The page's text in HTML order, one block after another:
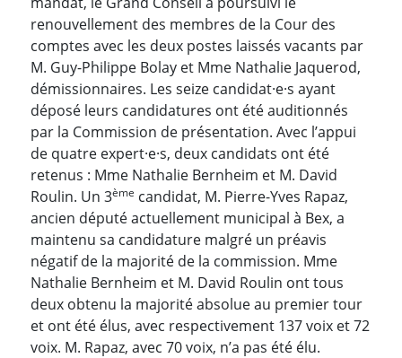
renouvellement des membres de la Cour des
comptes avec les deux postes laissés vacants par
M. Guy-Philippe Bolay et Mme Nathalie Jaquerod,
démissionnaires. Les seize candidat·e·s ayant
déposé leurs candidatures ont été auditionnés
par la Commission de présentation. Avec l’appui
de quatre expert·e·s, deux candidats ont été
retenus : Mme Nathalie Bernheim et M. David
Roulin. Un 3ème candidat, M. Pierre-Yves Rapaz,
ancien député actuellement municipal à Bex, a
maintenu sa candidature malgré un préavis
négatif de la majorité de la commission. Mme
Nathalie Bernheim et M. David Roulin ont tous
deux obtenu la majorité absolue au premier tour
et ont été élus, avec respectivement 137 voix et 72
voix. M. Rapaz, avec 70 voix, n’a pas été élu.